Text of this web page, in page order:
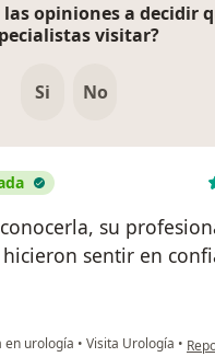
las opiniones a decidir
visitar?
Si No
su
sentir en
en urología • Visita Urología • en